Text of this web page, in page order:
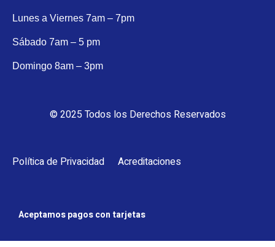
Lunes a Viernes 7am – 7pm
Sábado 7am – 5 pm
Domingo 8am – 3pm
© 2025 Todos los Derechos Reservados
Política de Privacidad Acreditaciones
Aceptamos pagos con tarjetas